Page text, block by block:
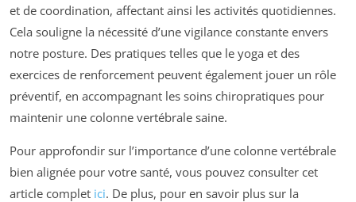
et de coordination, affectant ainsi les activités quotidiennes.
Cela souligne la nécessité d’une vigilance constante envers
notre posture. Des pratiques telles que le yoga et des
exercices de renforcement peuvent également jouer un rôle
préventif, en accompagnant les soins chiropratiques pour
maintenir une colonne vertébrale saine.
Pour approfondir sur l’importance d’une colonne vertébrale
bien alignée pour votre santé, vous pouvez consulter cet
article complet ici. De plus, pour en savoir plus sur la